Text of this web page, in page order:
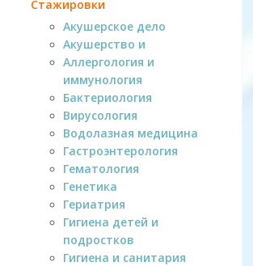
Стажировки
Акушерское дело
Акушерство и
Аллергология и
иммунология
Бактериология
Вирусология
Водолазная медицина
Гастроэнтерология
Гематология
Генетика
Гериатрия
Гигиена детей и
подростков
Гигиена и санитария